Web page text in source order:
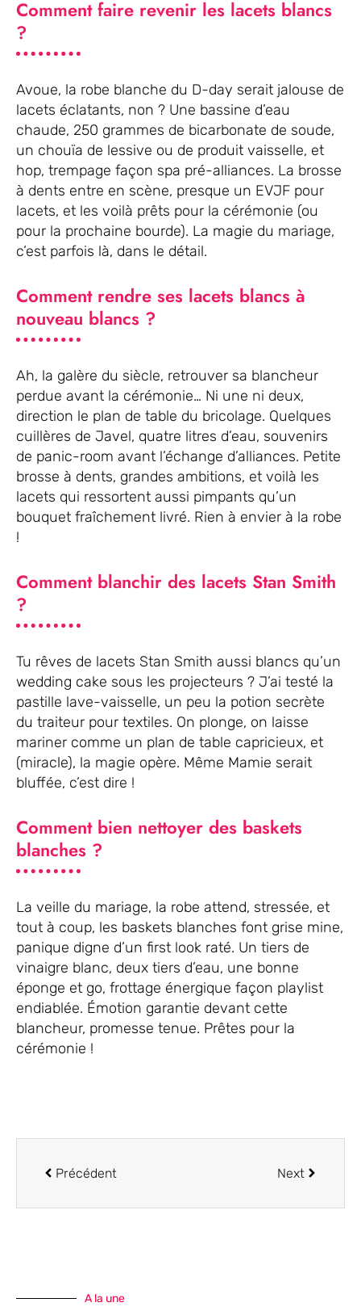
Comment faire revenir les lacets blancs
?
Avoue, la robe blanche du D-day serait jalouse de
lacets éclatants, non ? Une bassine d’eau
chaude, 250 grammes de bicarbonate de soude,
un chouïa de lessive ou de produit vaisselle, et
hop, trempage façon spa pré-alliances. La brosse
à dents entre en scène, presque un EVJF pour
lacets, et les voilà prêts pour la cérémonie (ou
pour la prochaine bourde). La magie du mariage,
c’est parfois là, dans le détail.
Comment rendre ses lacets blancs à
nouveau blancs ?
Ah, la galère du siècle, retrouver sa blancheur
perdue avant la cérémonie… Ni une ni deux,
direction le plan de table du bricolage. Quelques
cuillères de Javel, quatre litres d’eau, souvenirs
de panic-room avant l’échange d’alliances. Petite
brosse à dents, grandes ambitions, et voilà les
lacets qui ressortent aussi pimpants qu’un
bouquet fraîchement livré. Rien à envier à la robe
!
Comment blanchir des lacets Stan Smith
?
Tu rêves de lacets Stan Smith aussi blancs qu’un
wedding cake sous les projecteurs ? J’ai testé la
pastille lave-vaisselle, un peu la potion secrète
du traiteur pour textiles. On plonge, on laisse
mariner comme un plan de table capricieux, et
(miracle), la magie opère. Même Mamie serait
bluffée, c’est dire !
Comment bien nettoyer des baskets
blanches ?
La veille du mariage, la robe attend, stressée, et
tout à coup, les baskets blanches font grise mine,
panique digne d’un first look raté. Un tiers de
vinaigre blanc, deux tiers d’eau, une bonne
éponge et go, frottage énergique façon playlist
endiablée. Émotion garantie devant cette
blancheur, promesse tenue. Prêtes pour la
cérémonie !
Précédent Next
A la une